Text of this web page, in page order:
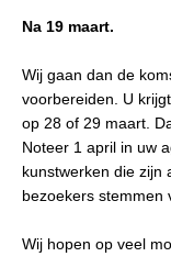
Na 19 maart.
Wij gaan dan de
voorbereiden. U
op 28 of 29 maart.
Noteer 1 april in uw
kunstwerken die zijn
bezoekers stemmen
Wij hopen op veel